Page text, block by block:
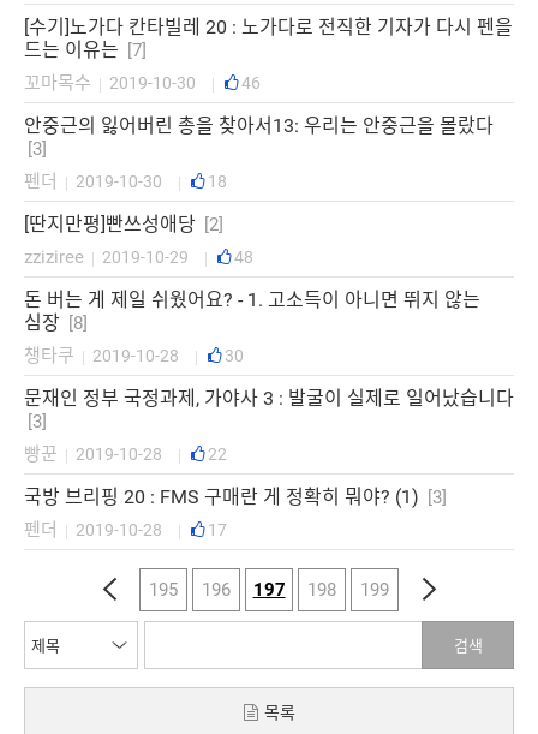
[수기]노가다 칸타빌레 20 : 노가다로 전직한 기자가 다시 펜을
드는 이유는 [7]
꼬마목수 | 2019-10-30 | 46
안중근의 잃어버린 총을 찾아서13: 우리는 안중근을 몰랐다
[3]
펜더
| 2019-10-30 | 18
[딴지만평]빤쓰성애당 [2]
zziziree | 2019-10-29 | 48
돈 버는 게 제일 쉬웠어요? - 1. 고소득이 아니면 뛰지 않는
심장 [8]
챙타쿠 | 2019-10-28 | 30
문재인 정부 국정과제, 가야사 3 : 발굴이 실제로 일어났습니다
[3]
빵꾼 | 2019-10-28 | 22
국방 브리핑 20 : FMS 구매란 게 정확히 뭐야? (1) [3]
펜더
| 2019-10-28 | 17
195 196 197 198 199
검색
목록